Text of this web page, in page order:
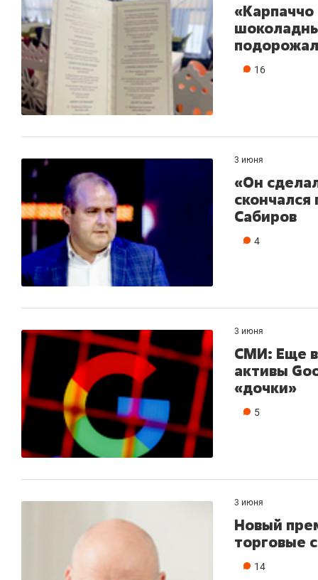
«Карпаччо
16
3 июня
«Он
Сабиров
4
3 июня
СМИ: Еще в
активы
«дочки»
5
3 июня
Новый
торговые
14